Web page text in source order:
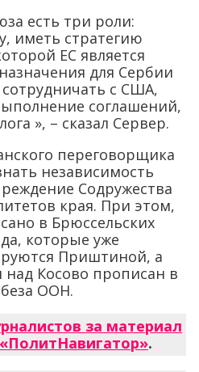
есть три роли:
иметь стратегию
ЕС является
для Сербии
с США,
соглашений,
», – сказал Сервер.
переговорщика
независимость
Содружества
края. При этом,
в Брюссельских
которые уже
Приштиной, а
над Косово прописан в
ООН.
за материал
.